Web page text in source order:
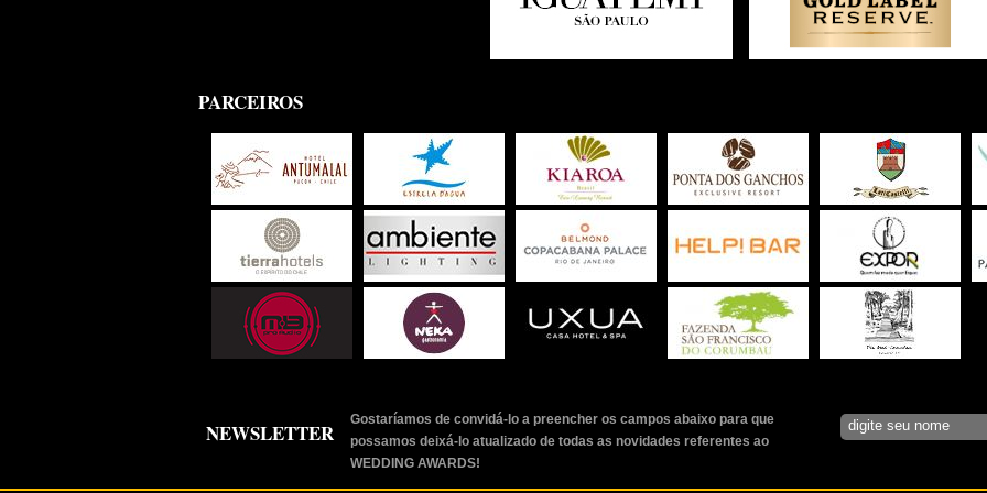
PARCEIROS
NEWSLETTER
Gostaríamos de convidá-lo a preencher os campos abaixo para que
possamos deixá-lo atualizado de todas as novidades referentes ao
WEDDING AWARDS!